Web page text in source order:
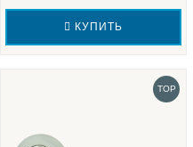
КУПИТЬ
TOP